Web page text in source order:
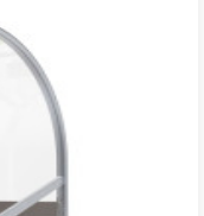
2 Places
de touche est un
des stades et des